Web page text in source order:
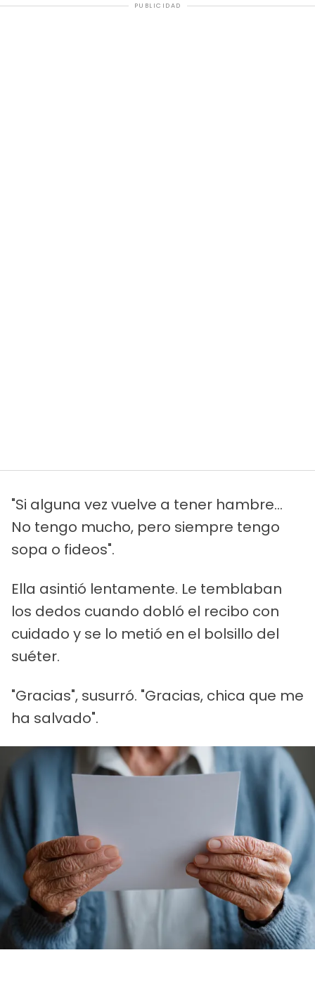
PUBLICIDAD
"Si alguna vez vuelve a tener hambre...
No tengo mucho, pero siempre tengo
sopa o fideos".
Ella asintió lentamente. Le temblaban
los dedos cuando dobló el recibo con
cuidado y se lo metió en el bolsillo del
suéter.
"Gracias", susurró. "Gracias, chica que me
ha salvado".